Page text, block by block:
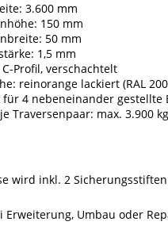
3.600 mm
150 mm
50 mm
1,5 mm
Profil, verschachtelt
reinorange lackiert (RAL
für 4 nebeneinander gestellte
Traversenpaar: max. 3.900
wird inkl. 2
Erweiterung, Umbau oder